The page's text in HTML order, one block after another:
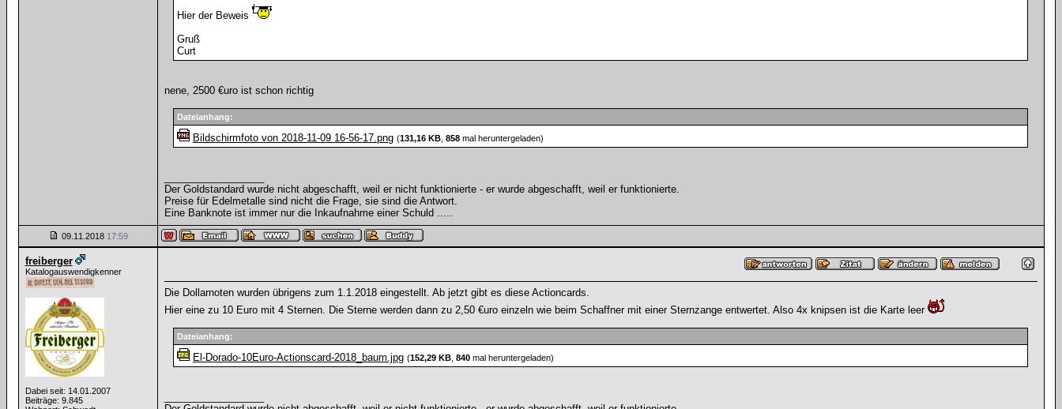
Hier der Beweis
Gruß
Curt
nene, 2500 €uro ist schon richtig
Dateianhang:
Bildschirmfoto von 2018-11-09 16-56-17.png (131,16 KB 858 mal heruntergeladen)
Der Goldstandard wurde nicht abgeschafft, weil er nicht funktionierte - er wurde abgeschafft, weil er funktionierte.
Preise für Edelmetalle sind nicht die Frage, sie sind die Antwort.
Eine Banknote ist immer nur die Inkaufnahme einer Schuld .....
09.11.2018 17:59
freiberger
Katalogauswendigkenner
Dabei seit: 14.01.2007
Beiträge: 9.845
Die Dollarnoten wurden übrigens zum 1.1.2018 eingestellt. Ab jetzt gibt es diese Actioncards.
Hier eine zu 10 Euro mit 4 Sternen. Die Sterne werden dann zu 2,50 €uro einzeln wie beim Schaffner mit einer Sternzange entwertet. Also 4x knipsen ist die Karte leer
Dateianhang:
El-Dorado-10Euro-Actionscard-2018_baum.jpg (152,29 KB 840 mal heruntergeladen)